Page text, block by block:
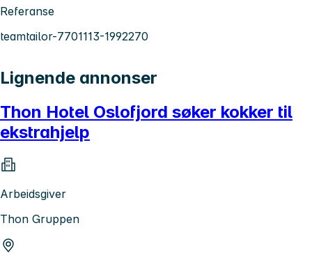
Referanse
teamtailor-7701113-1992270
Lignende annonser
Thon Hotel Oslofjord søker kokker til
ekstrahjelp
Arbeidsgiver
Thon Gruppen